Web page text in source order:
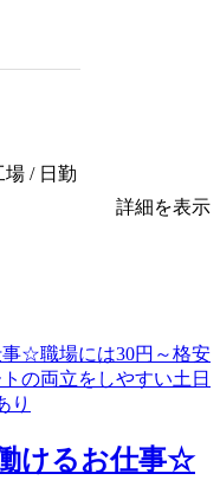
/ 日勤
詳細を表示
けるお仕事☆